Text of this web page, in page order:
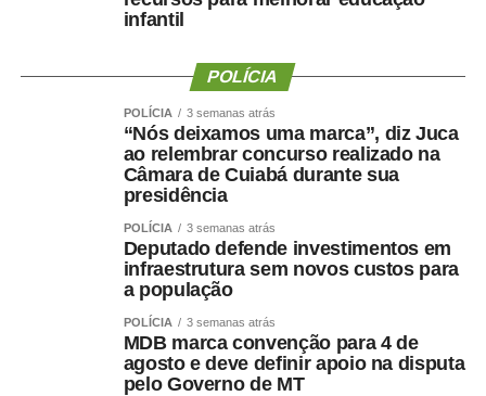
infantil
POLÍCIA
POLÍCIA 3 semanas atrás
“Nós deixamos uma marca”, diz Juca
ao relembrar concurso realizado na
Câmara de Cuiabá durante sua
presidência
POLÍCIA 3 semanas atrás
Deputado defende investimentos em
infraestrutura sem novos custos para
a população
POLÍCIA 3 semanas atrás
MDB marca convenção para 4 de
agosto e deve definir apoio na disputa
pelo Governo de MT